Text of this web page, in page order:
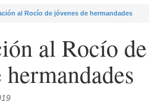
al Rocío de jóvenes de hermandades
al Rocío de